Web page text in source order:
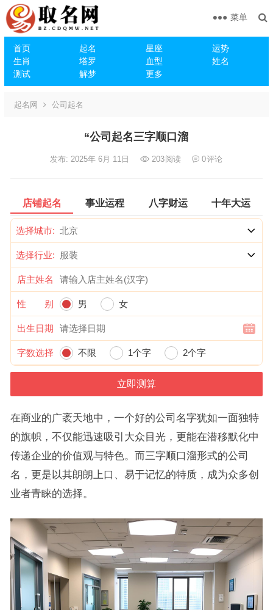
首页 起名 星座
运势
生肖
塔罗 血型
姓名
测试
解梦 更多
菜单
起名网 公司起名
“公司起名三字顺口溜
发布: 2025年 6月 11日 203阅读 0评论
店铺起名 事业运程 八字财运 十年大运
选择城市:
选择行业:
店主姓名
性 别 男 女
出生日期
字数选择 不限 1个字 2个字
在商业的广袤天地中，一个好的公司名字犹如一面独特
的旗帜，不仅能迅速吸引大众目光，更能在潜移默化中
传递企业的价值观与特色。而三字顺口溜形式的公司
名，更是以其朗朗上口、易于记忆的特质，成为众多创
业者青睐的选择。